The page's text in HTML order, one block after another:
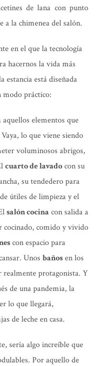
de lana con punto
a la chimenea del salón.
en el que la tecnología
hacernos la vida más
estancia está diseñada
modo práctico:
aquellos elementos que
lo que viene siendo
voluminosos abrigos,
cuarto de lavadocon su
su tendedero para
útiles de limpieza y el
salón cocina con salida a
cocinado, comido y vivido
con espacio para
Unos bañosen los
realmente protagonista. Y
de una pandemia, la
lo que llegará,
de leche en casa.
sería algo increíble que
Por aquello de